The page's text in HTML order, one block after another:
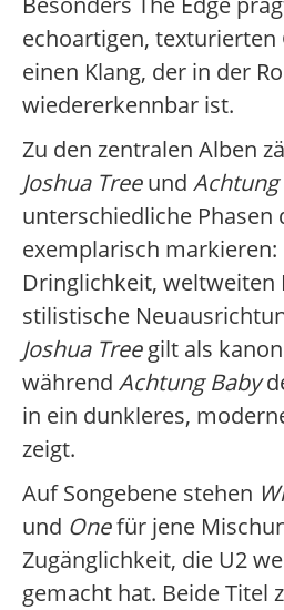
echoartigen,
einen Klang, der in der
wiedererkennbar ist.
Zu den zentralen Alben
Joshua Treeund Achtung
unterschiedliche Phasen
exemplarisch
Dringlichkeit, weltweiten
stilistische
Joshua Treegilt als
während Achtung Baby
in ein dunkleres,
zeigt.
Auf Songebene stehen
und Onefür jene
Zugänglichkeit, die U2
gemacht hat. Beide Titel